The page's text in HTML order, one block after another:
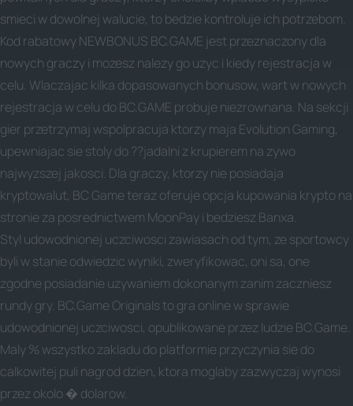
smieci w dowolnej walucie, to bedzie kontroluje ich potrzebom.
Kod rabatowy NEWBONUS BC.GAME jest przeznaczony dla
nowych graczy i mozesz nalezy go uzyc i kiedy rejestracja w
celu. Wlaczajac kilka dopasowanych bonusow, wart w nowych
rejestracja w celu do BC.GAME probuje niezrownana. Na sekcji
gier przetrzymaj wspolpracuja ktorzy maja Evolution Gaming,
upewniajac sie stoly do ??jadalni z krupierem na zywo
najwyzszej jakosci. Dla graczy, ktorzy nie posiadaja
kryptowalut, BC Game teraz oferuje opcja kupowania krypto na
stronie za posrednictwem MoonPay i bedziesz Banxa.
Styl udowodnionej uczciwosci zawiasach od tym, ze sportowcy
byli w stanie odwiedzic wyniki, zweryfikowac, oni sa, one
zgodne posiadanie uzywaniem dokonanym zanim zaczniesz
rundy gry. BC.Game Originals to gra online w sprawie
udowodnionej uczciwosci, opublikowane przez ludzie BC.Game.
Maly % wszystko zakladu do platformie przyczynia sie do
calkowitej puli nagrod dzien, ktora moglaby zazwyczaj wynosi
przez okolo � dolarow.